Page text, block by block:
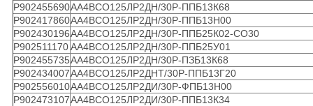
Р902455690АА4ВСО125ЛР2ДН/30Р-ППБ13К68
Р902417860АА4ВСО125ЛР2ДН/30Р-ППБ13Н00
Р902430196АА4ВСО125ЛР2ДН/30Р-ППБ25К02-СО30
Р902511170АА4ВСО125ЛР2ДН/30Р-ППБ25У01
Р902455735АА4ВСО125ЛР2ДН/30Р-ПЗБ13К68
Р902434007АА4ВСО125ЛР2ДНТ/30Р-ППБ13Г20
Р902556010АА4ВСО125ЛР2ДИ/30Р-ФПБ13Н00
Р902473107АА4ВСО125ЛР2ДИ/30Р-ППБ13К34